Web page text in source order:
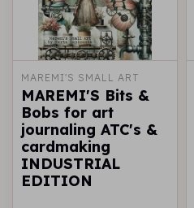
MAREMI'S SMALL ART
MAREMI'S Bits &
Bobs for art
journaling ATC's &
cardmaking
INDUSTRIAL
EDITION